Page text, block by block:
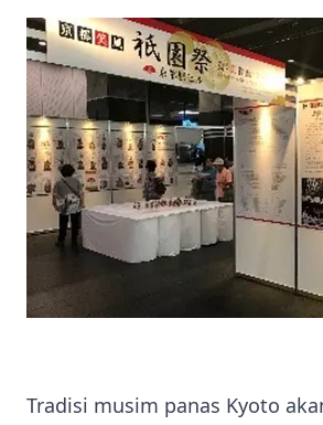
Tradisi musim panas Kyoto